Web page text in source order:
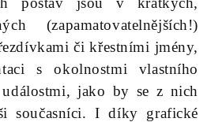
(zapamatovatelnějších!)
či křestními jmény,
s okolnostmi vlastního
jako by se z nich
současníci. I díky grafické